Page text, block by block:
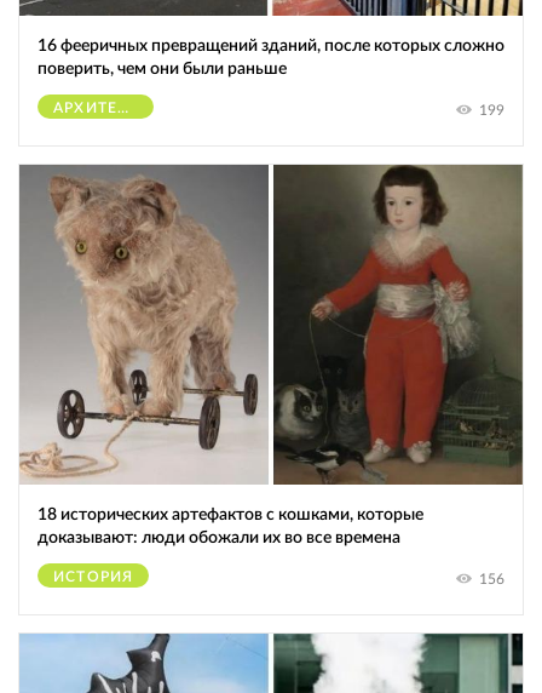
16 фееричных превращений зданий, после которых сложно
поверить, чем они были раньше
АРХИТЕКТУРА 199
18 исторических артефактов с кошками, которые
доказывают: люди обожали их во все времена
ИСТОРИЯ 156